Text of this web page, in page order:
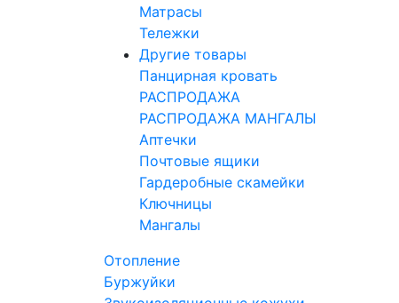
Матрасы
Тележки
Другие товары
Панцирная кровать
РАСПРОДАЖА
РАСПРОДАЖА МАНГАЛЫ
Аптечки
Почтовые ящики
Гардеробные скамейки
Ключницы
Мангалы
Отопление
Буржуйки